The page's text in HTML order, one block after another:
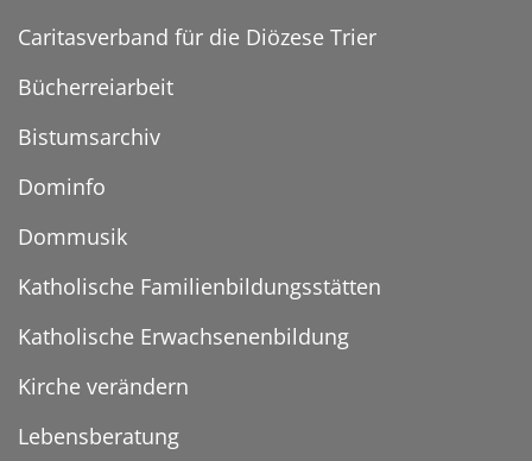
Caritasverband für die Diözese Trier
Bücherreiarbeit
Bistumsarchiv
Dominfo
Dommusik
Katholische Familienbildungsstätten
Katholische Erwachsenenbildung
Kirche verändern
Lebensberatung